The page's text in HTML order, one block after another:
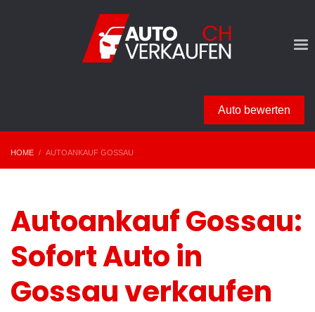
Auto bewerten
HOME AUTOANKAUF GOSSAU
Autoankauf Gossau:
Sofort Auto in
Gossau verkaufen